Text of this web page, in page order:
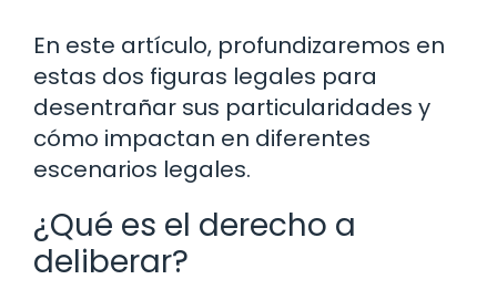
En este artículo, profundizaremos en
estas dos figuras legales para
desentrañar sus particularidades y
cómo impactan en diferentes
escenarios legales.
¿Qué es el derecho a
deliberar?